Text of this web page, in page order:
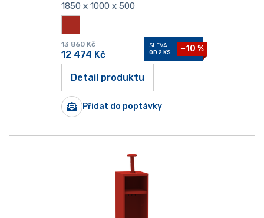
1850 x 1000 x 500
13 860 Kč
12 474 Kč
SLEVA
OD 2 KS
−10 %
Detail produktu
Přidat do poptávky